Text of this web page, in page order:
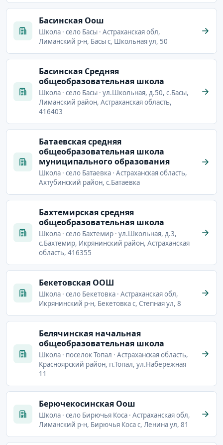
Басинская Оош
Школа · село Басы · Астраханская обл,
Лиманский р-н, Басы с, Школьная ул, 50
Басинская Средняя
общеобразовательная школа
Школа · село Басы · ул.Школьная, д.50, с.Басы,
Лиманский район, Астраханская область,
416403
Батаевская средняя
общеобразовательная школа
муниципального образования
Школа · село Батаевка · Астраханская область,
Ахтубинский район, с.Батаевка
Бахтемирская средняя
общеобразовательная школа
Школа · село Бахтемир · ул.Школьная, д.3,
с.Бахтемир, Икрянинский район, Астраханская
область, 416355
Бекетовская ООШ
Школа · село Бекетовка · Астраханская обл,
Икрянинский р-н, Бекетовка с, Степная ул, 8
Белячинская начальная
общеобразовательная школа
Школа · поселок Топал · Астраханская область,
Красноярский район, п.Топал, ул.Набережная
11
Берючекосинская Оош
Школа · село Бирючья Коса · Астраханская обл,
Лиманский р-н, Бирючья Коса с, Ленина ул, 81